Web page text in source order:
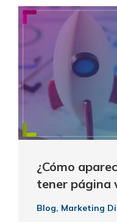
¿Cómo
tener página
Blog, Marketing